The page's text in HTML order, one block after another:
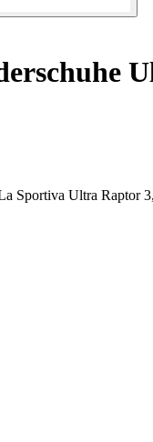
Sportiva Ultra